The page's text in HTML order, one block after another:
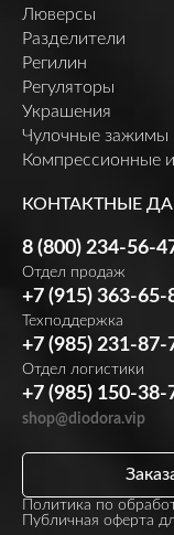
Люверсы
Разделители
Регилин
Регуляторы
Украшения
Чулочные зажимы
Компрессионные
КОНТАКТНЫЕ
8 (800) 234-56-
Отдел продаж
+7 (915) 363-65-
Техподдержка
+7 (985) 231-87-
Отдел логистики
+7 (985) 150-38-
shop@diodora.vip
Политика по
Публичная оферта